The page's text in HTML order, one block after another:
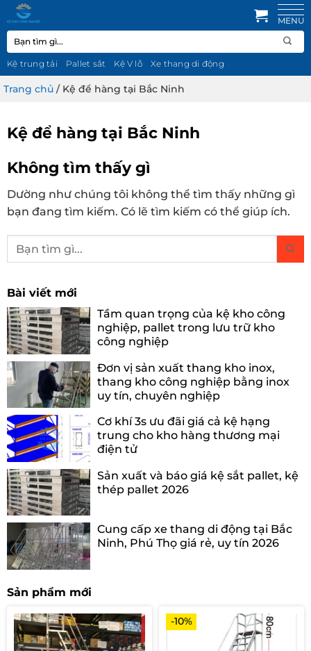
qua
nội
dung
Tìm
kiếm:
Kệ trung tải Pallet sắt Kệ V lỗ Xe thang di động
Trang chủ / Kệ để hàng tại Bắc Ninh
Kệ để hàng tại Bắc Ninh
Không tìm thấy gì
Dường như chúng tôi không thể tìm thấy những gì
bạn đang tìm kiếm. Có lẽ tìm kiếm có thể giúp ích.
Bài viết mới
Tầm quan trọng của kệ kho công
nghiệp, pallet trong lưu trữ kho
công nghiệp
Đơn vị sản xuất thang kho inox,
thang kho công nghiệp bằng inox
uy tín, chuyên nghiệp
Cơ khí 3s ưu đãi giá cả kệ hạng
trung cho kho hàng thương mại
điện tử
Sản xuất và báo giá kệ sắt pallet, kệ
thép pallet 2026
Cung cấp xe thang di động tại Bắc
Ninh, Phú Thọ giá rẻ, uy tín 2026
Sản phẩm mới
-10%